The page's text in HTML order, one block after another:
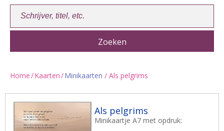
Home/Kaarten/Minikaarten / Als pelgrims
Als pelgrims
Minikaartje A7 met opdruk: